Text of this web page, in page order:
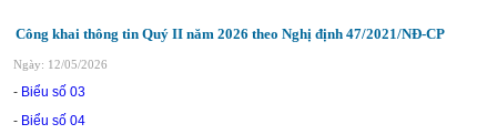
Công khai thông tin Quý II năm 2026 theo Nghị định 47/2021/NĐ-CP
Ngày: 12/05/2026
- Biểu số 03
- Biểu số 04